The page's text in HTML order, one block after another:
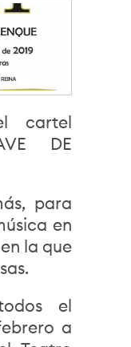
cartel
DE
para
en
la que
el
a